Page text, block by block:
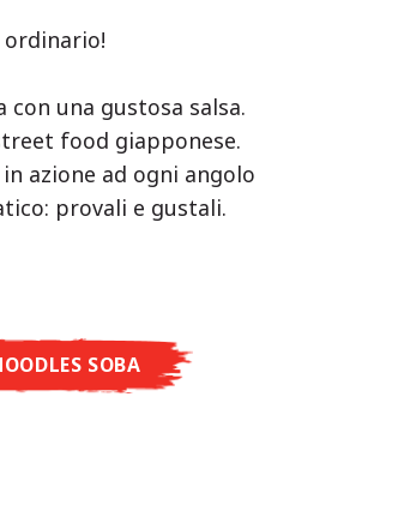
ordinario!
una gustosa salsa.
food giapponese.
azione ad ogni angolo
provali e gustali.
SOBA